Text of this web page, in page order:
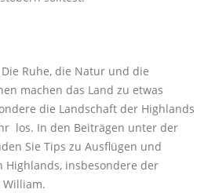
Ruhe, die Natur und die
machen das Land zu etwas
die Landschaft der Highlands
los. In den Beiträgen unter der
Sie Tips zu Ausflügen und
Highlands, insbesondere der
William.